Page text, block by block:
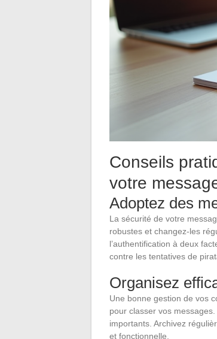
Conseils
votre
Adoptez des
La sécurité de votre
robustes et changez-les
l’authentification à deux
contre les tentatives de
Organisez
Une bonne gestion de vos
pour classer vos
importants. Archivez
et fonctionnelle.